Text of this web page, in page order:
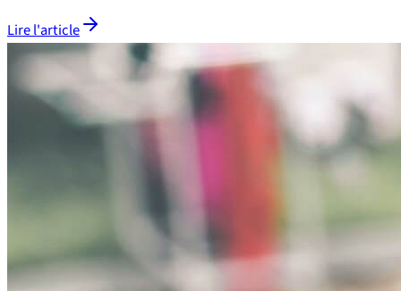
Lire l'article